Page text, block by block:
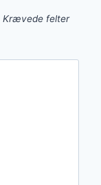
Krævede felter